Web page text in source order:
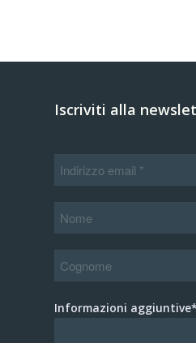
Iscriviti alla
Informazioni aggiuntive*